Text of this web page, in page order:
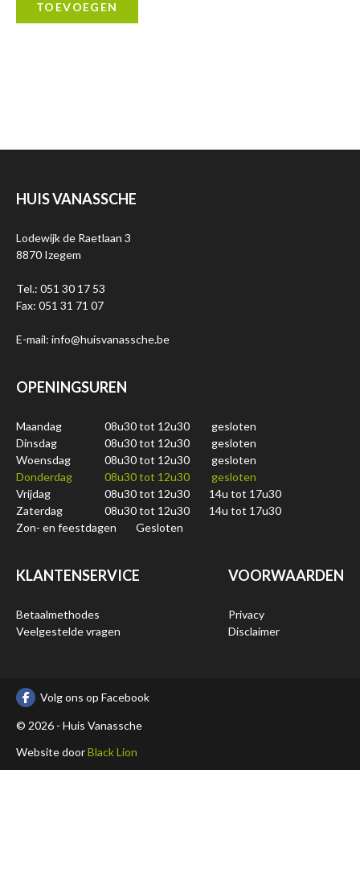
TOEVOEGEN
HUIS VANASSCHE
Lodewijk de Raetlaan 3
8870 Izegem
Tel.: 051 30 17 53
Fax: 051 31 71 07
E-mail: info@huisvanassche.be
OPENINGSUREN
Maandag 08u30 tot 12u30
gesloten
Dinsdag
08u30 tot 12u30
gesloten
Woensdag
08u30 tot 12u30
gesloten
Donderdag
08u30 tot 12u30
gesloten
Vrijdag
08u30 tot 12u30
14u tot 17u30
Zaterdag
08u30 tot 12u30
14u tot 17u30
Zon- en feestdagen
Gesloten
KLANTENSERVICE
Betaalmethodes
Veelgestelde vragen
VOORWAARDEN
Privacy
Disclaimer
Volg ons op Facebook
© 2026 - Huis Vanassche
Website doorBlack Lion